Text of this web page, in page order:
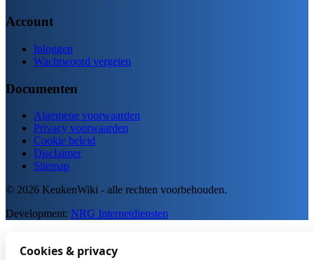
Account
Inloggen
Wachtwoord vergeten
Documenten
Algemene voorwaarden
Privacy voorwaarden
Cookie beleid
Disclaimer
Sitemap
© 2026 KeukenWiki - alle rechten voorbehouden.
Development: NRG Internetdiensten
Cookies & privacy